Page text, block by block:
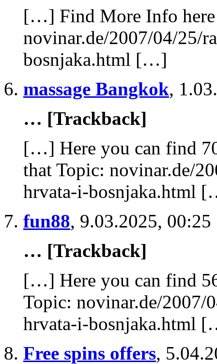
[…] Find More Info here
novinar.de/2007/04/25/
bosnjaka.html […]
massage Bangkok,
… [Trackback]
[…] Here you can find
that Topic: novinar.de/
hrvata-i-bosnjaka.html
fun88, 9.03.2025, 00:25
… [Trackback]
[…] Here you can find
Topic: novinar.de/2007/
hrvata-i-bosnjaka.html
Free spins offers,